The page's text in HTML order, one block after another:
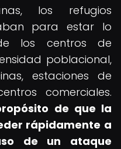
los refugios
para estar lo
los centros de
poblacional,
estaciones de
comerciales.
de que la
rápidamente a
de un ataque